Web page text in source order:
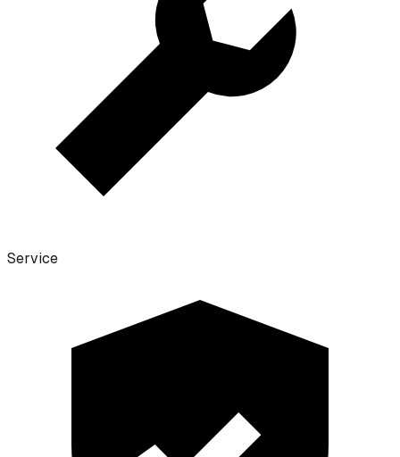
Service